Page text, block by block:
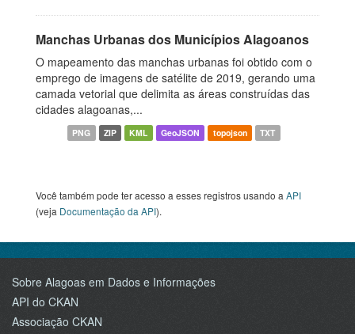
Manchas Urbanas dos Municípios Alagoanos
O mapeamento das manchas urbanas foi obtido com o
emprego de imagens de satélite de 2019, gerando uma
camada vetorial que delimita as áreas construídas das
cidades alagoanas,...
PNG ZIP KML GeoJSON topojson TXT
Você também pode ter acesso a esses registros usando a API
(veja Documentação da API).
Sobre Alagoas em Dados e Informações
API do CKAN
Associação CKAN